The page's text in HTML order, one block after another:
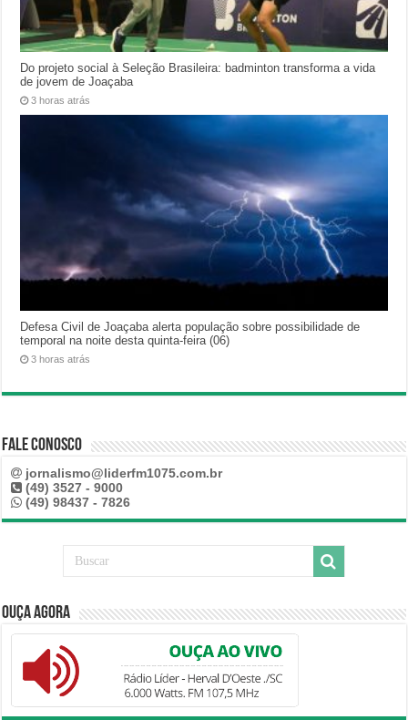
Do projeto social à Seleção Brasileira: badminton transforma a vida
de jovem de Joaçaba
3 horas atrás
Defesa Civil de Joaçaba alerta população sobre possibilidade de
temporal na noite desta quinta-feira (06)
3 horas atrás
Fale Conosco
jornalismo@liderfm1075.com.br
(49) 3527 - 9000
(49) 98437 - 7826
Ouça Agora